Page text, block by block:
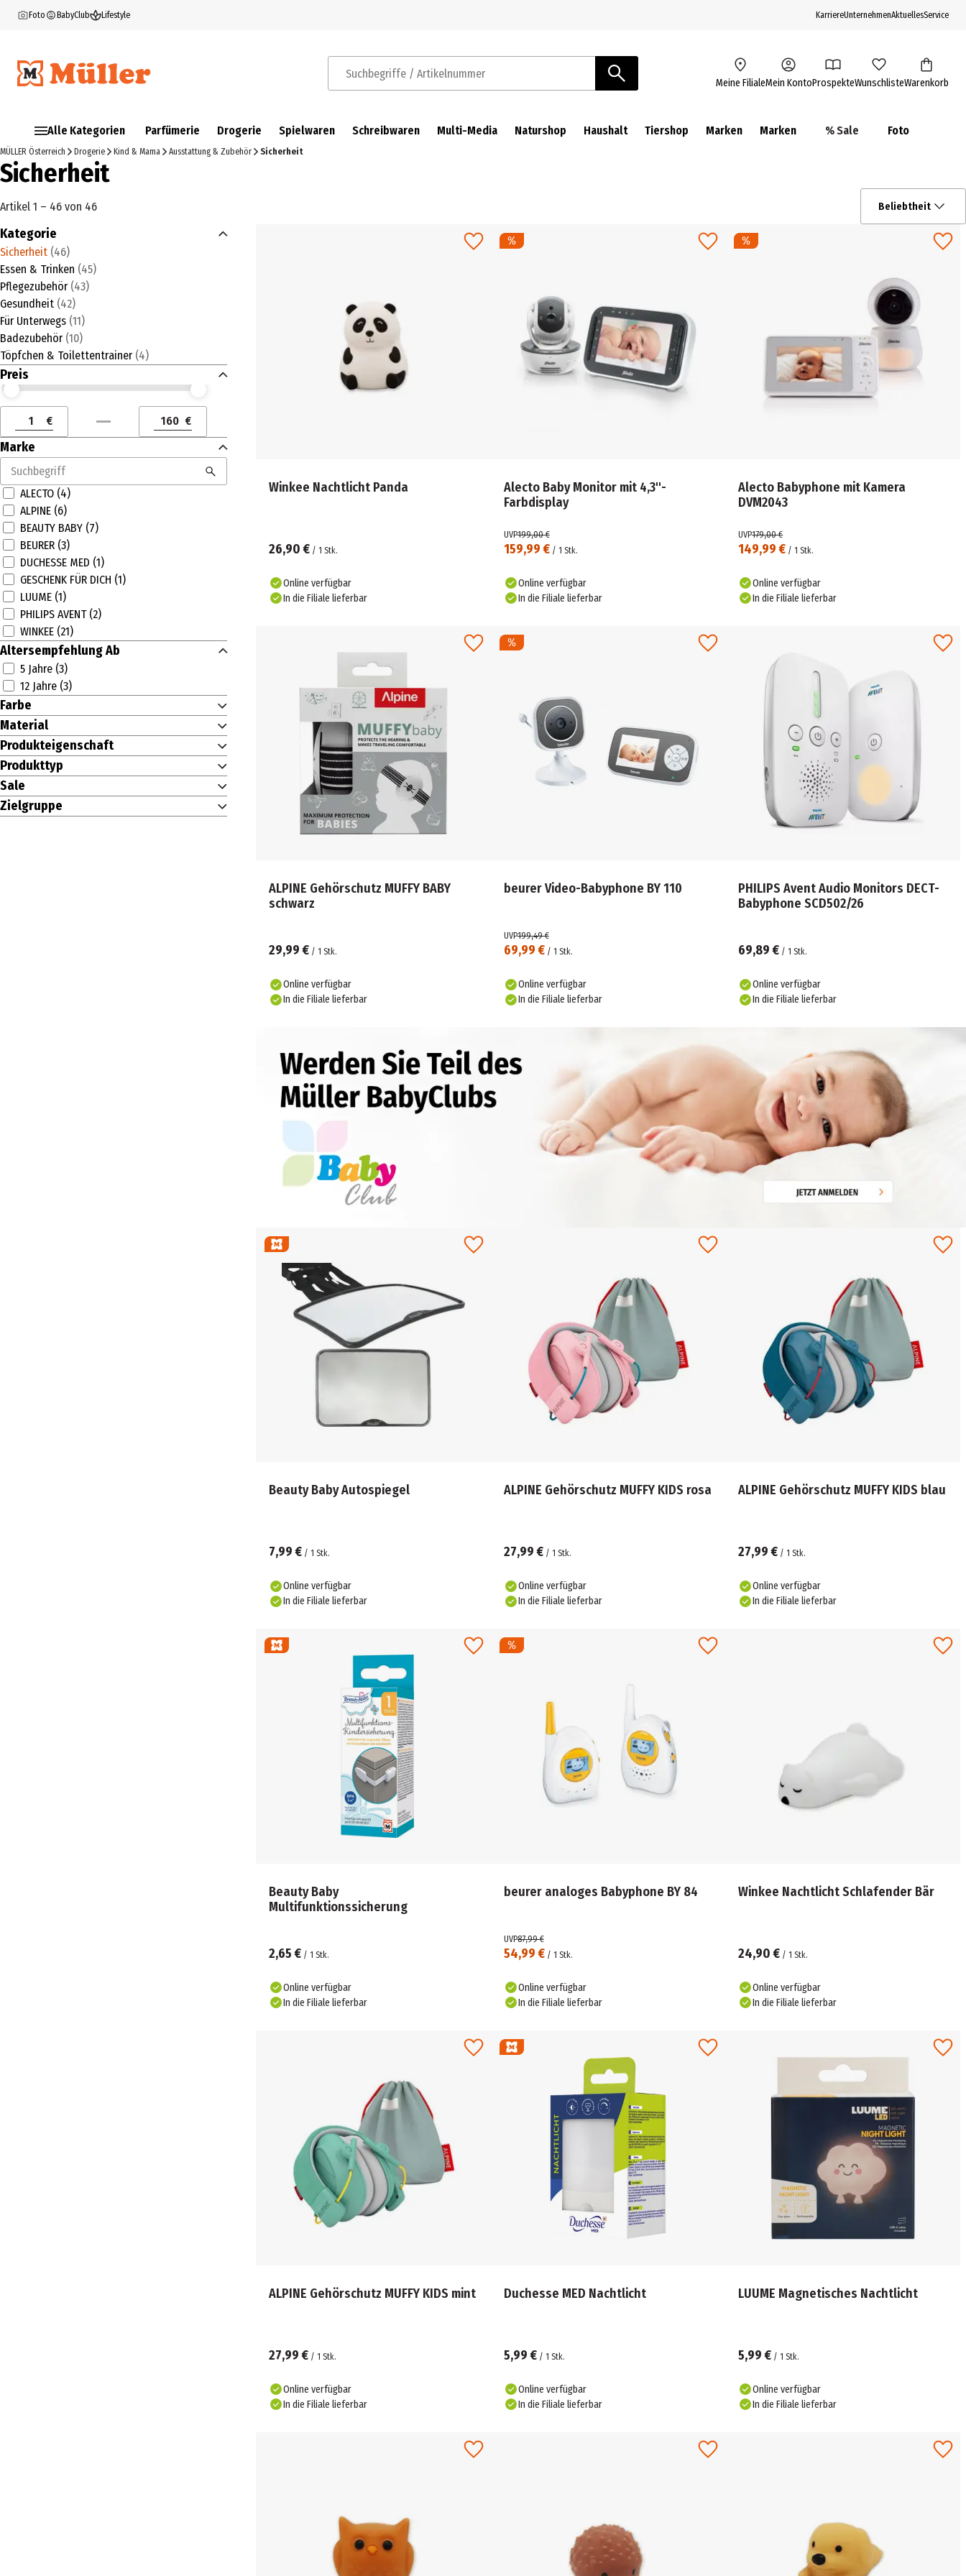
Foto BabyClub Lifestyle KarriereUnternehmenAktuellesService
Suchbegriffe / Artikelnummer Meine FilialeMein KontoProspekteWunschlisteWarenkorb
Alle Kategorien Parfümerie Drogerie Spielwaren Schreibwaren Multi-Media Naturshop Haushalt Tiershop Marken Marken % Sale Foto
MÜLLER Österreich Drogerie Kind & Mama Ausstattung & Zubehör Sicherheit
Sicherheit
Artikel 1 – 46 von 46 Beliebtheit
Kategorie
Sicherheit (46)
Essen & Trinken (45)
Pflegezubehör (43)
Gesundheit (42)
Für Unterwegs (11)
Badezubehör (10)
Töpfchen & Toilettentrainer (4)
Preis
Preis (€) ab
Preis (€) bis
Preis (€) ab
€
Preis (€) bis
€
Marke
ALECTO (4)
ALPINE (6)
BEAUTY BABY (7)
BEURER (3)
DUCHESSE MED (1)
GESCHENK FÜR DICH (1)
LUUME (1)
PHILIPS AVENT (2)
WINKEE (21)
Altersempfehlung Ab
5 Jahre (3)
12 Jahre (3)
Farbe
Material
Produkteigenschaft
Produkttyp
Sale
Zielgruppe
Winkee Nachtlicht Panda
26,90 € / 1 Stk.
Online verfügbar
In die Filiale lieferbar
Alecto Baby Monitor mit 4,3"-
Farbdisplay
159,99 €/ 1 Stk.
UVP199,00 €
Online verfügbar
In die Filiale lieferbar
Alecto Babyphone mit Kamera
DVM2043
149,99 € / 1 Stk.
UVP179,00 €
Online verfügbar
In die Filiale lieferbar
ALPINE Gehörschutz MUFFY BABY
schwarz
29,99 € / 1 Stk.
Online verfügbar
In die Filiale lieferbar
beurer Video-Babyphone BY 110
69,99 €/ 1 Stk.
UVP199,49 €
Online verfügbar
In die Filiale lieferbar
PHILIPS Avent Audio Monitors DECT-
Babyphone SCD502/26
69,89 € / 1 Stk.
Online verfügbar
In die Filiale lieferbar
Beauty Baby Autospiegel
7,99 € / 1 Stk.
Online verfügbar
In die Filiale lieferbar
ALPINE Gehörschutz MUFFY KIDS rosa
27,99 €/ 1 Stk.
Online verfügbar
In die Filiale lieferbar
ALPINE Gehörschutz MUFFY KIDS blau
27,99 € / 1 Stk.
Online verfügbar
In die Filiale lieferbar
Beauty Baby
Multifunktionssicherung
2,65 € / 1 Stk.
Online verfügbar
In die Filiale lieferbar
beurer analoges Babyphone BY 84
54,99 €/ 1 Stk.
UVP87,99 €
Online verfügbar
In die Filiale lieferbar
Winkee Nachtlicht Schlafender Bär
24,90 € / 1 Stk.
Online verfügbar
In die Filiale lieferbar
ALPINE Gehörschutz MUFFY KIDS mint
27,99 € / 1 Stk.
Online verfügbar
In die Filiale lieferbar
Duchesse MED Nachtlicht
5,99 €/ 1 Stk.
Online verfügbar
In die Filiale lieferbar
LUUME Magnetisches Nachtlicht
5,99 € / 1 Stk.
Online verfügbar
In die Filiale lieferbar